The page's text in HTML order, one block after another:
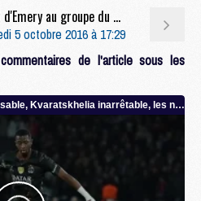
Club : Meunier évoque l'apport d'Emery au groupe du PSG
5 octobre 2016 à 17:29
de l'article sous les